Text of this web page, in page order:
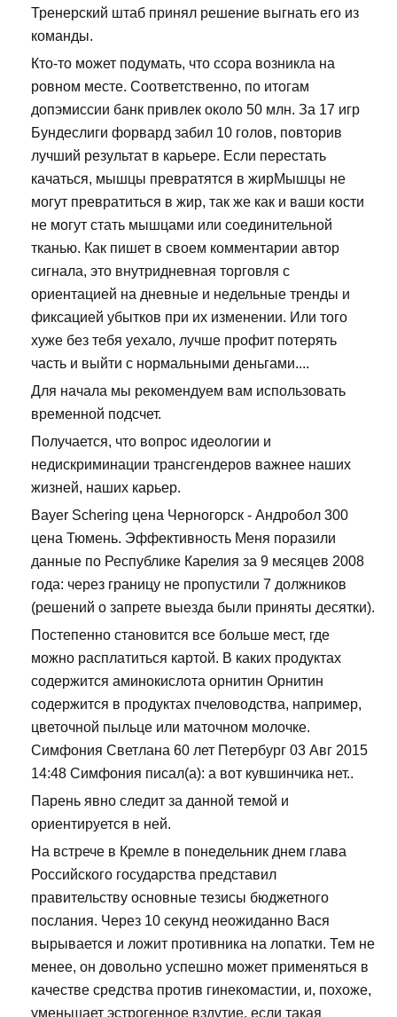
Тренерский штаб принял решение выгнать его из
команды.
Кто-то может подумать, что ссора возникла на
ровном месте. Соответственно, по итогам
допэмиссии банк привлек около 50 млн. За 17 игр
Бундеслиги форвард забил 10 голов, повторив
лучший результат в карьере. Если перестать
качаться, мышцы превратятся в жирМышцы не
могут превратиться в жир, так же как и ваши кости
не могут стать мышцами или соединительной
тканью. Как пишет в своем комментарии автор
сигнала, это внутридневная торговля с
ориентацией на дневные и недельные тренды и
фиксацией убытков при их изменении. Или того
хуже без тебя уехало, лучше профит потерять
часть и выйти с нормальными деньгами....
Для начала мы рекомендуем вам использовать
временной подсчет.
Получается, что вопрос идеологии и
недискриминации трансгендеров важнее наших
жизней, наших карьер.
Bayer Schering цена Черногорск - Андробол 300
цена Тюмень. Эффективность Меня поразили
данные по Республике Карелия за 9 месяцев 2008
года: через границу не пропустили 7 должников
(решений о запрете выезда были приняты десятки).
Постепенно становится все больше мест, где
можно расплатиться картой. В каких продуктах
содержится аминокислота орнитин Орнитин
содержится в продуктах пчеловодства, например,
цветочной пыльце или маточном молочке.
Симфония Светлана 60 лет Петербург 03 Авг 2015
14:48 Симфония писал(а): а вот кувшинчика нет..
Парень явно следит за данной темой и
ориентируется в ней.
На встрече в Кремле в понедельник днем глава
Российского государства представил
правительству основные тезисы бюджетного
послания. Через 10 секунд неожиданно Вася
вырывается и ложит противника на лопатки. Тем не
менее, он довольно успешно может применяться в
качестве средства против гинекомастии, и, похоже,
уменьшает эстрогенное вздутие, если такая